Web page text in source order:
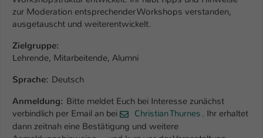
zur Moderation entsprechender Workshops verstanden,
ausgetauscht und weiterentwickelt.
Zielgruppe:
Lehrende, Mitarbeitende, Alumni
Sprache: Deutsch
Anmeldung: Bitte meldet Euch bei Interesse zunächst
verbindlich per Email an bei
Christian Thurnes . Ihr erhaltet
dann zeitnah eine Bestätigung und weitere
Zweck
Einstellungen. Unter anderem eine zufällig
generierte ID, für die historische
Speicherung Ihrer vorgenommen
Betreiber dies eingestellt hat.
Anbieter TYPO3